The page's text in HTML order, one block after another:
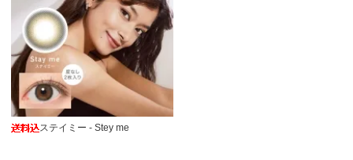
ステイミー - Stey me